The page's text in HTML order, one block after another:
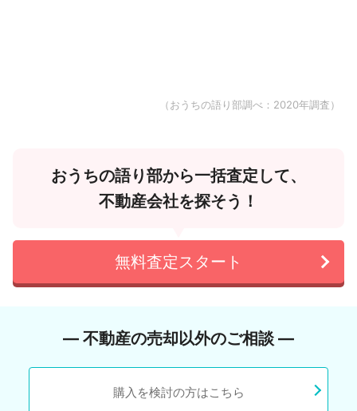
（おうちの語り部調べ：2020年調査）
おうちの語り部から一括査定して、
不動産会社を探そう！
無料査定スタート
― 不動産の売却以外のご相談 ―
購入を検討の方はこちら